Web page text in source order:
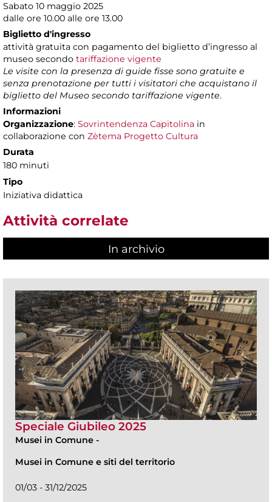
Sabato 10 maggio 2025
dalle ore 10.00 alle ore 13.00
Biglietto d'ingresso
attività gratuita con pagamento del biglietto d’ingresso al
museo secondo tariffazione vigente
Le visite con la presenza di guide fisse sono gratuite e
senza prenotazione per tutti i visitatori che acquistano il
biglietto del Museo secondo tariffazione vigente.
Informazioni
Organizzazione: Sovrintendenza Capitolina in
collaborazione con Zètema Progetto Cultura
Durata
180 minuti
Tipo
Iniziativa didattica
Attività correlate
In archivio
Speciale Giubileo 2025
Musei in Comune -
Musei in Comune e siti del territorio
01/03 - 31/12/2025